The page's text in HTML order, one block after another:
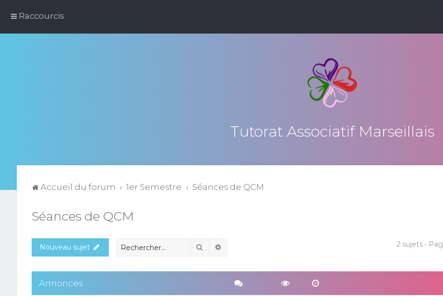
Raccourcis
Tutorat Associatif Marseillais
Accueil du forum 1er Semestre Séances de QCM
Séances de QCM
Nouveau sujet Rechercher 2 sujets •
Annonces